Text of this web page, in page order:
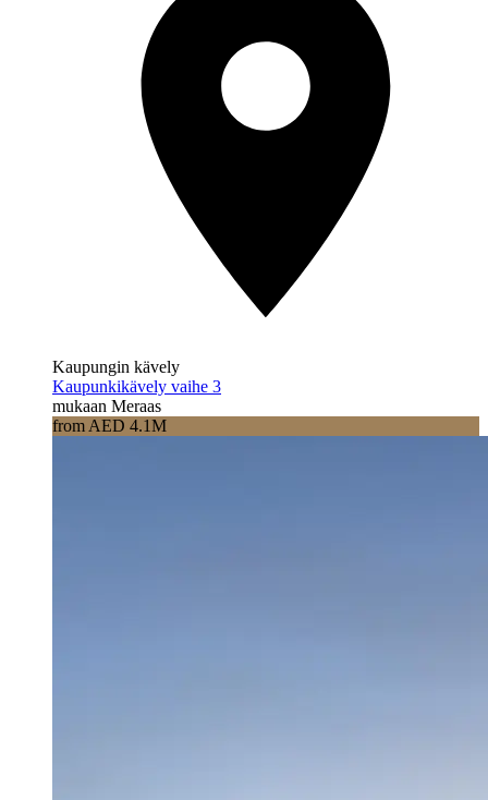
Kaupungin kävely
Kaupunkikävely vaihe 3
mukaan Meraas
from AED 4.1M